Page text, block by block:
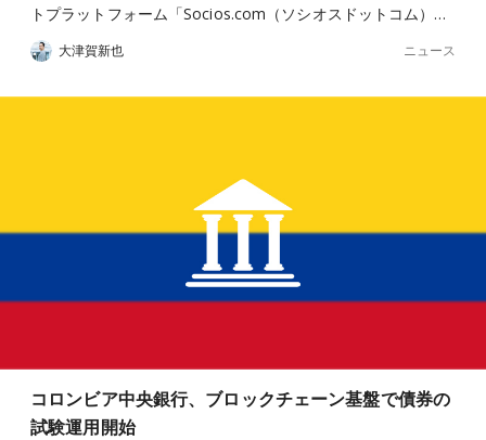
トプラットフォーム「Socios.com（ソシオスドットコム）…
大津賀新也 ニュース
コロンビア中央銀行、ブロックチェーン基盤で債券の
試験運用開始